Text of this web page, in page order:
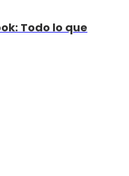
Todo lo que